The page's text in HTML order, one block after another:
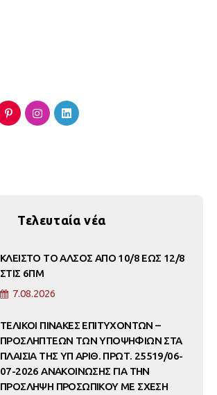
Τελευταία νέα
ΚΛΕΙΣΤΟ ΤΟ ΑΛΣΟΣ ΑΠΟ 10/8 ΕΩΣ 12/8
ΣΤΙΣ 6ΠΜ
7.08.2026
ΤΕΛΙΚΟΙ ΠΙΝΑΚΕΣ ΕΠΙΤΥΧΟΝΤΩΝ –
ΠΡΟΣΛΗΠΤΕΩΝ ΤΩΝ ΥΠΟΨΗΦΙΩΝ ΣΤΑ
ΠΛΑΙΣΙΑ ΤΗΣ ΥΠ ΑΡΙΘ. ΠΡΩΤ. 25519/06-
07-2026 ΑΝΑΚΟΙΝΩΣΗΣ ΓΙΑ ΤΗΝ
ΠΡΟΣΛΗΨΗ ΠΡΟΣΩΠΙΚΟΥ ΜΕ ΣΧΕΣΗ